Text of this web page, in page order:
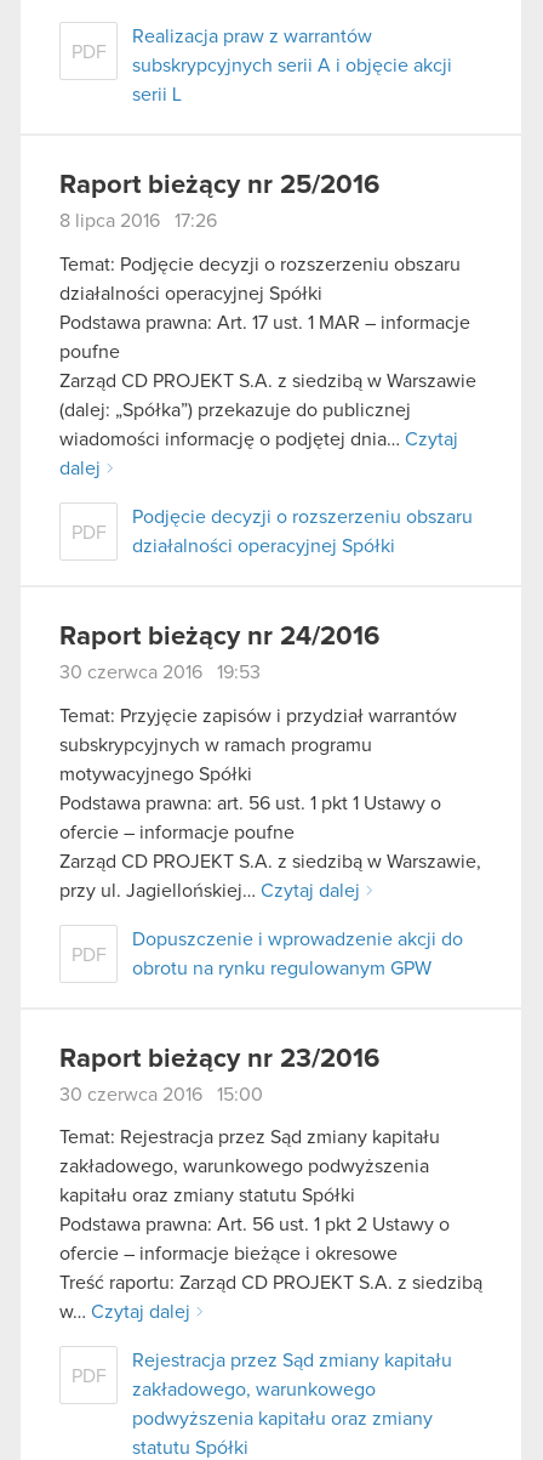
PDF
Realizacja praw z warrantów
subskrypcyjnych serii A i objęcie akcji
serii L
Raport bieżący nr 25/2016
8 lipca 2016 17:26
Temat: Podjęcie decyzji o rozszerzeniu obszaru
działalności operacyjnej Spółki
Podstawa prawna: Art. 17 ust. 1 MAR – informacje
poufne
Zarząd CD PROJEKT S.A. z siedzibą w Warszawie
(dalej: „Spółka”) przekazuje do publicznej
wiadomości informację o podjętej dnia… Czytaj
dalej
PDF
Podjęcie decyzji o rozszerzeniu obszaru
działalności operacyjnej Spółki
Raport bieżący nr 24/2016
30 czerwca 2016 19:53
Temat: Przyjęcie zapisów i przydział warrantów
subskrypcyjnych w ramach programu
motywacyjnego Spółki
Podstawa prawna: art. 56 ust. 1 pkt 1 Ustawy o
ofercie – informacje poufne
Zarząd CD PROJEKT S.A. z siedzibą w Warszawie,
przy ul. Jagiellońskiej… Czytaj dalej
PDF
Dopuszczenie i wprowadzenie akcji do
obrotu na rynku regulowanym GPW
Raport bieżący nr 23/2016
30 czerwca 2016 15:00
Temat: Rejestracja przez Sąd zmiany kapitału
zakładowego, warunkowego podwyższenia
kapitału oraz zmiany statutu Spółki
Podstawa prawna: Art. 56 ust. 1 pkt 2 Ustawy o
ofercie – informacje bieżące i okresowe
Treść raportu: Zarząd CD PROJEKT S.A. z siedzibą
w… Czytaj dalej
PDF
Rejestracja przez Sąd zmiany kapitału
zakładowego, warunkowego
podwyższenia kapitału oraz zmiany
statutu Spółki